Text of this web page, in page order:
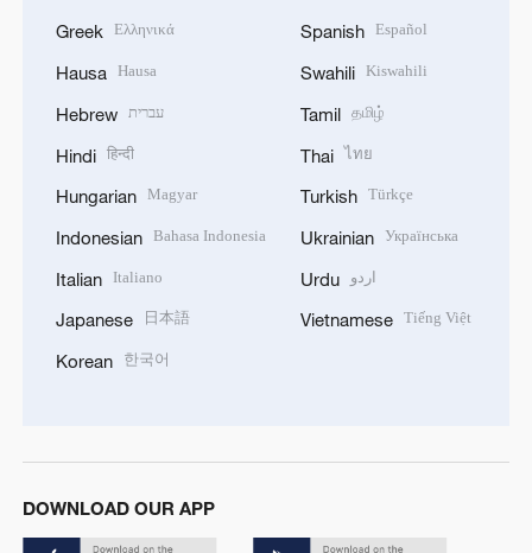
Greek Ελληνικά
Hausa Hausa
Hebrew עברית
Hindi हिन्दी
Hungarian Magyar
Indonesian Bahasa Indonesia
Italian Italiano
Japanese 日本語
Korean 한국어
Spanish Español
Swahili Kiswahili
Tamil தமிழ்
Thai ไทย
Turkish Türkçe
Ukrainian Українська
Urdu اردو
Vietnamese Tiếng Việt
DOWNLOAD OUR APP